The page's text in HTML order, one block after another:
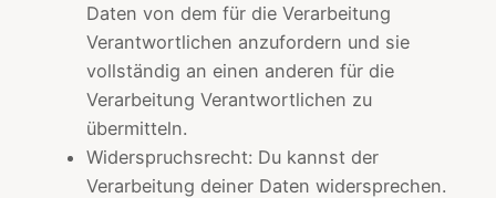
Daten von dem für die Verarbeitung
Verantwortlichen anzufordern und sie
vollständig an einen anderen für die
Verarbeitung Verantwortlichen zu
übermitteln.
Widerspruchsrecht: Du kannst der
Verarbeitung deiner Daten widersprechen.